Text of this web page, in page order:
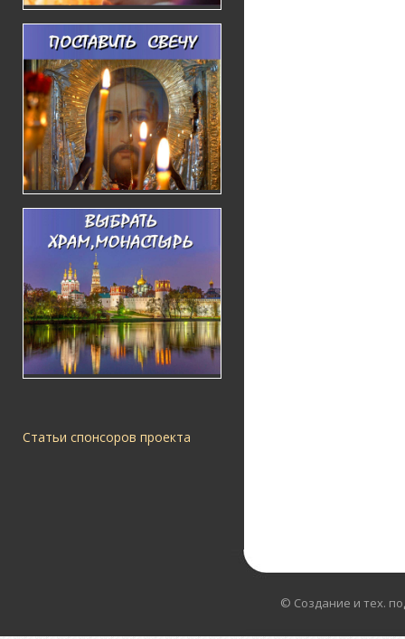
Статьи спонсоров проекта
© Создание и тех.